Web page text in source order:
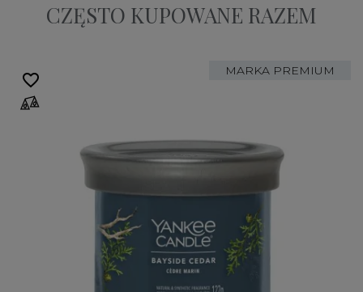
CZĘSTO KUPOWANE RAZEM
MARKA PREMIUM
favorite_border